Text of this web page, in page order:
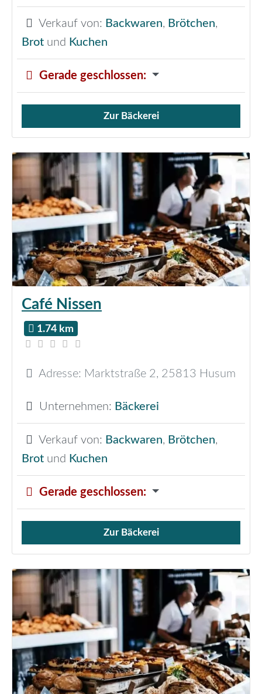
Verkauf von: Backwaren, Brötchen,
Brot und Kuchen
Gerade geschlossen:
Verkauf von Brötchen,
Zur Bäckerei
Café Nissen
1.74 km
Adresse: Marktstraße 2, 25813 Husum
Unternehmen: Bäckerei
Verkauf von: Backwaren, Brötchen,
Brot und Kuchen
Gerade geschlossen:
Verkauf von Brötchen,
Zur Bäckerei